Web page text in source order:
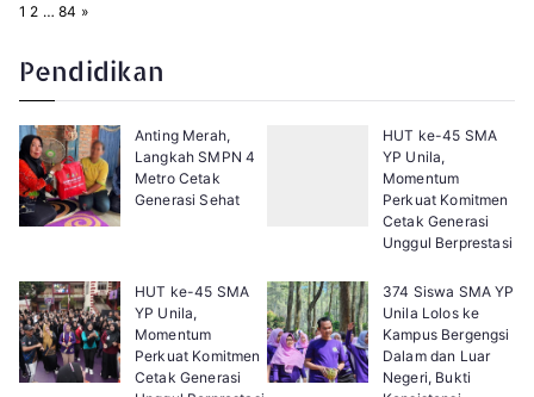
P
:
1 2 … 84 N
»
Pendidikan
Anting Merah,
Langkah SMPN 4
Metro Cetak
Generasi Sehat
HUT ke-45 SMA
YP Unila,
Momentum
Perkuat Komitmen
Cetak Generasi
Unggul Berprestasi
HUT ke-45 SMA
YP Unila,
Momentum
Perkuat Komitmen
Cetak Generasi
374 Siswa SMA YP
Unila Lolos ke
Kampus Bergengsi
Dalam dan Luar
Negeri, Bukti